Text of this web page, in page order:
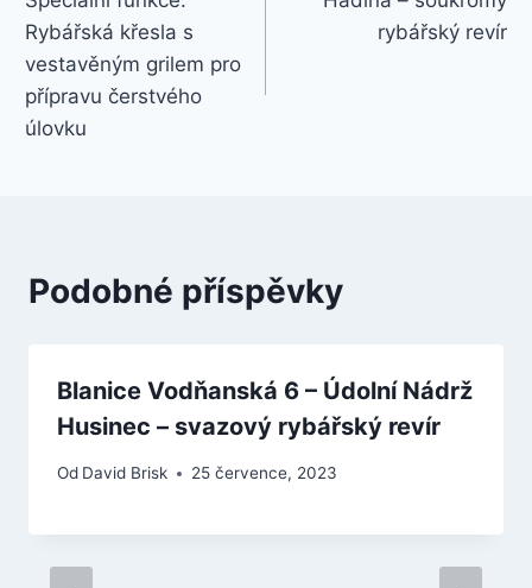
pro
příspěvek
Rybářská křesla s
vestavěným grilem pro
přípravu čerstvého
úlovku
rybářský revír
Podobné příspěvky
Blanice Vodňanská 6 – Údolní Nádrž
Husinec – svazový rybářský revír
Od David Brisk 25 července, 2023